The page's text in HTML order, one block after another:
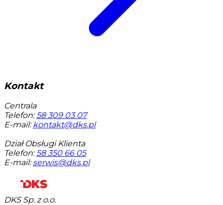
Kontakt
Centrala
Telefon: 58 309 03 07
E-mail: kontakt@dks.pl
Dział Obsługi Klienta
Telefon: 58 350 66 05
E-mail: serwis@dks.pl
DKS Sp. z o.o.